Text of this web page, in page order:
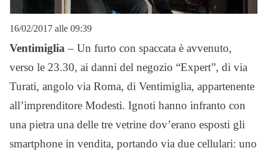
16/02/2017 alle 09:39
Ventimiglia – Un furto con spaccata è avvenuto,
verso le 23.30, ai danni del negozio “Expert”, di via
Turati, angolo via Roma, di Ventimiglia, appartenente
all’imprenditore Modesti. Ignoti hanno infranto con
una pietra una delle tre vetrine dov’erano esposti gli
smartphone in vendita, portando via due cellulari: uno